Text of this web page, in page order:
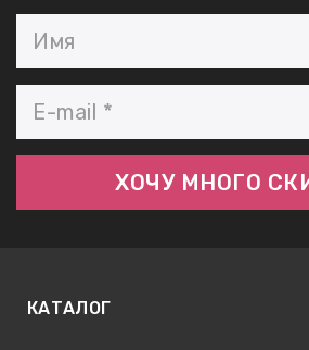
КАТАЛОГ